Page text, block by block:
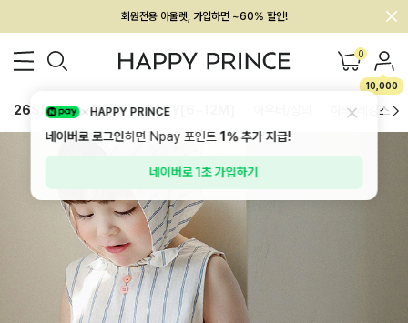
회원전용 아울렛, 가입하면 ~60% 할인!
멤버십 최대 28,000원 혜택 0
10,000
26SS 신상 BEST BABY[6~12M] 하의/레깅스
HAPPY PRINCE
네이버로 로그인하면 Npay 포인트1%추가 지급!
네이버로 1초 가입하기